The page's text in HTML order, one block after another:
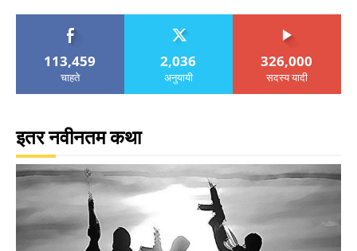
113,459
चाहते
2,036
अनुयायी
326,000
सदस्य यादी
इतर नवीनतम कथा